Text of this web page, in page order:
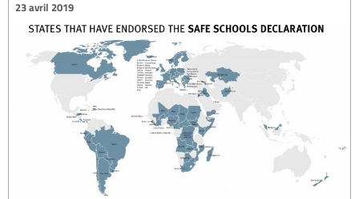
23 avril 2019